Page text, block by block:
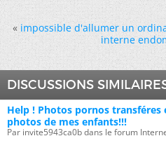
« impossible d'allumer un
interne
DISCUSSIONS
Help ! Photos pornos transféres
photos de mes enfants!!!
Par invite5943ca0b dans le forum